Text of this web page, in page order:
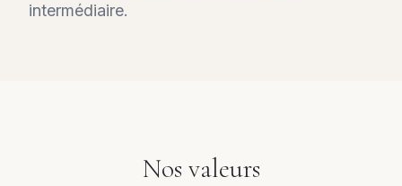
intermédiaire.
Nos valeurs